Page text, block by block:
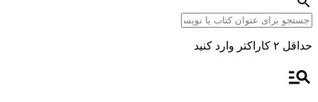
حداقل ۲ کاراکتر وارد کنید